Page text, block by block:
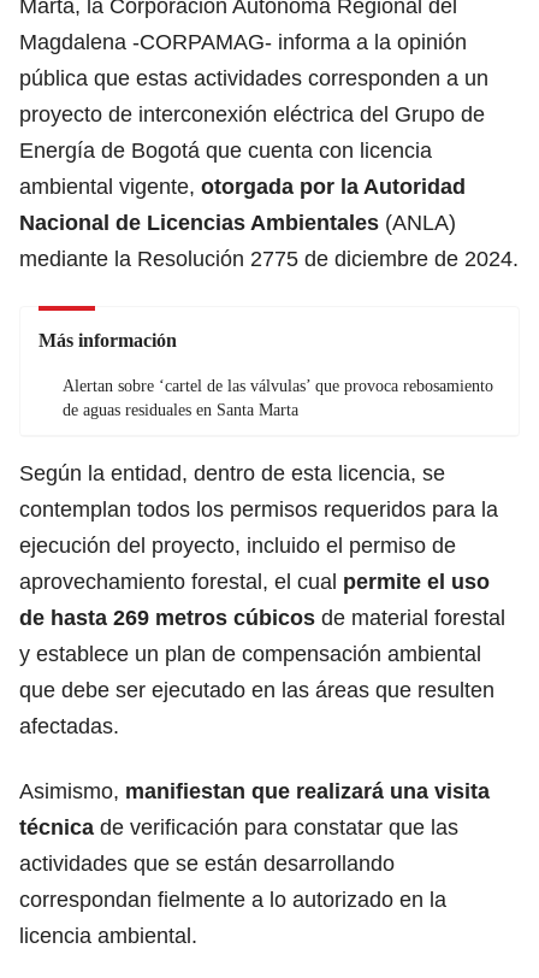
Marta, la Corporación Autónoma Regional del
Magdalena -CORPAMAG- informa a la opinión
pública que estas actividades corresponden a un
proyecto de interconexión eléctrica del Grupo de
Energía de Bogotá que cuenta con licencia
ambiental vigente, otorgada por la Autoridad
Nacional de Licencias Ambientales (ANLA)
mediante la Resolución 2775 de diciembre de 2024.
Más información
Alertan sobre ‘cartel de las válvulas’ que provoca rebosamiento
de aguas residuales en Santa Marta
Según la entidad, dentro de esta licencia, se
contemplan todos los permisos requeridos para la
ejecución del proyecto, incluido el permiso de
aprovechamiento forestal, el cual permite el uso
de hasta 269 metros cúbicos de material forestal
y establece un plan de compensación ambiental
que debe ser ejecutado en las áreas que resulten
afectadas.
Asimismo, manifiestan que realizará una visita
técnica de verificación para constatar que las
actividades que se están desarrollando
correspondan fielmente a lo autorizado en la
licencia ambiental.